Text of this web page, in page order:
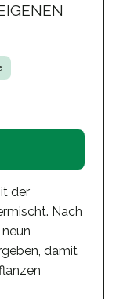
der
Nach
damit